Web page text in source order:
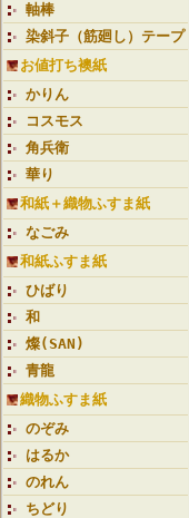
軸棒
染斜子（筋廻し）テープ
お値打ち襖紙
かりん
コスモス
角兵衛
華り
和紙＋織物ふすま紙
なごみ
和紙ふすま紙
ひばり
和
燦(SAN)
青龍
織物ふすま紙
のぞみ
はるか
のれん
ちどり